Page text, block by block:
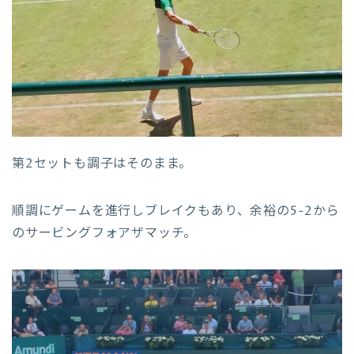
第2セットも調子はそのまま。
順調にゲームを進行しブレイクもあり、余裕の5-2から
のサービングフォアザマッチ。